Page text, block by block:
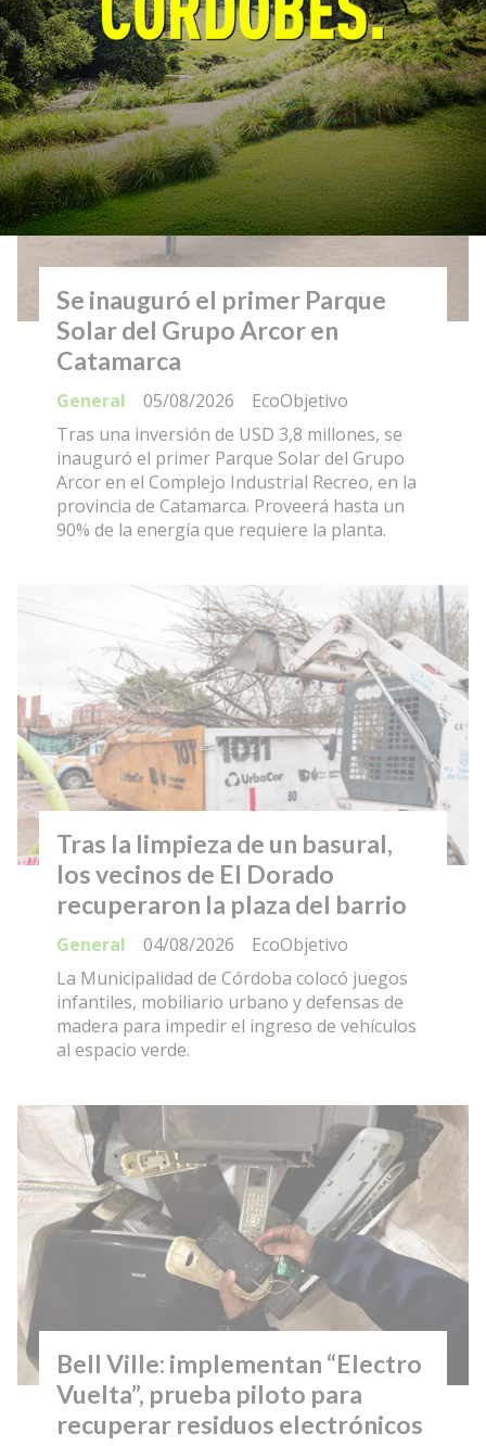
Se inauguró el primer Parque
Solar del Grupo Arcor en
Catamarca
EcoObjetivo
General
05/08/2026
Tras una inversión de USD 3,8 millones, se
inauguró el primer Parque Solar del Grupo
Arcor en el Complejo Industrial Recreo, en la
provincia de Catamarca. Proveerá hasta un
90% de la energía que requiere la planta.
Tras la limpieza de un basural,
los vecinos de El Dorado
recuperaron la plaza del barrio
EcoObjetivo
General
04/08/2026
La Municipalidad de Córdoba colocó juegos
infantiles, mobiliario urbano y defensas de
madera para impedir el ingreso de vehículos
al espacio verde.
Bell Ville: implementan “Electro
Vuelta”, prueba piloto para
recuperar residuos electrónicos